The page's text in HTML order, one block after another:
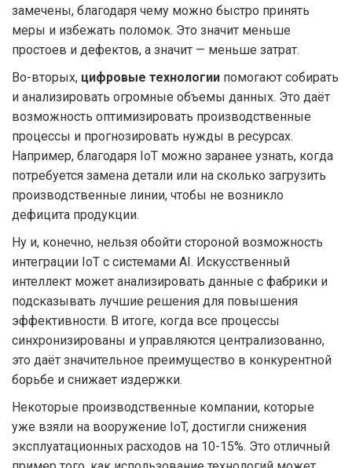
замечены, благодаря чему можно быстро принять
меры и избежать поломок. Это значит меньше
простоев и дефектов, а значит — меньше затрат.
Во-вторых, цифровые технологии помогают собирать
и анализировать огромные объемы данных. Это даёт
возможность оптимизировать производственные
процессы и прогнозировать нужды в ресурсах.
Например, благодаря IoT можно заранее узнать, когда
потребуется замена детали или на сколько загрузить
производственные линии, чтобы не возникло
дефицита продукции.
Ну и, конечно, нельзя обойти стороной возможность
интеграции IoT с системами AI. Искусственный
интеллект может анализировать данные с фабрики и
подсказывать лучшие решения для повышения
эффективности. В итоге, когда все процессы
синхронизированы и управляются централизованно,
это даёт значительное преимущество в конкурентной
борьбе и снижает издержки.
Некоторые производственные компании, которые
уже взяли на вооружение IoT, достигли снижения
эксплуатационных расходов на 10-15%. Это отличный